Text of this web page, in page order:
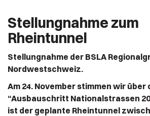
Stellungnahme zum
Rheintunnel
Stellungnahme der BSLA
Nordwestschweiz.
Am 24. November stimmen wir über
“Ausbauschritt Nationalstrassen
ist der geplante Rheintunnel